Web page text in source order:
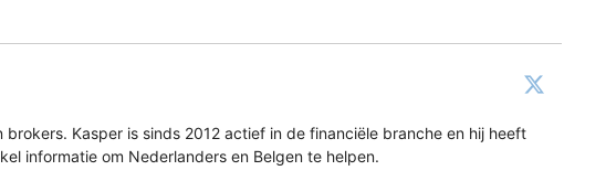
Kasper is sinds 2012 actief in de financiële branche en hij heeft
informatie om Nederlanders en Belgen te helpen.